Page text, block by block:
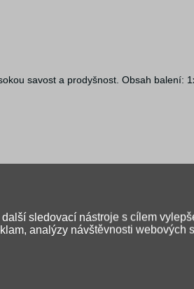
savost a prodyšnost. Obsah balení:
sledovací nástroje s cílem
analýzy návštěvnosti webových